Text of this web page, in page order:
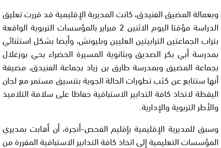
وبعمالة المضيق الفنيدق، كانت المديرية الإقليمية قد قررت تعليق
الدراسة مؤقتا اليوم الاثنين 2 فبراير بالمؤسسات التربوية الواقعة
بتراب الجماعتين الترابيتين العليين وبليونش، وأيضا بشكل استثنائي
بمدرسة أبي بكر الصديق وبثانوية المسيرة الخضراء بحي بوزغلال
بجماعة المضيق وبمدرسة طارق بن زياد بجماعة الفنيدق، مضيفة
أنها ستتابع عن كثب تطورات الحالة الجوية بتنسيق مستمر مع لجان
اليقظة لاتخاذ كافة التدابير الاستباقية حفاظا على سلامة التلاميذ
والأطر التربوية والإدارية.
وسبق للمديرية الإقليمية بإقليم الفحص-أنجرة، أن أهابت بمديري
المؤسسات التعليمية إلى اتخاذ كافة التدابير الاستباقية المقررة من